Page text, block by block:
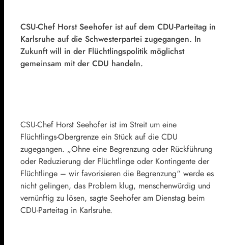
CSU-Chef Horst Seehofer ist auf dem CDU-Parteitag in
Karlsruhe auf die Schwesterpartei zugegangen. In
Zukunft will in der Flüchtlingspolitik möglichst
gemeinsam mit der CDU handeln.
CSU-Chef Horst Seehofer ist im Streit um eine
Flüchtlings-Obergrenze ein Stück auf die CDU
zugegangen. „Ohne eine Begrenzung oder Rückführung
oder Reduzierung der Flüchtlinge oder Kontingente der
Flüchtlinge – wir favorisieren die Begrenzung“ werde es
nicht gelingen, das Problem klug, menschenwürdig und
vernünftig zu lösen, sagte Seehofer am Dienstag beim
CDU-Parteitag in Karlsruhe.